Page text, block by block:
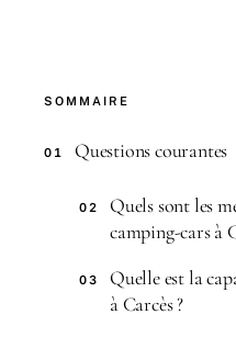
SOMMAIRE
01 Questions courantes
02
Quels sont les
camping-cars à
03
Quelle est la
à Carcès ?